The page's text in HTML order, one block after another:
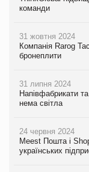
команди
31 жовтня 2024
Компанія Rarog
бронеплити
31 липня 2024
Напівфабрикати
нема світла
24 червня 2024
Meest Пошта і
українських